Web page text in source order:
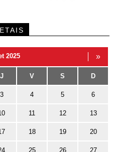
2025 »
J V S D
3 4 5 6
11 12 13
18 19 20
25 26 27